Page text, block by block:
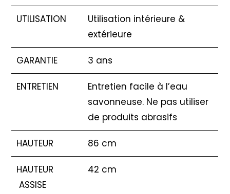
UTILISATION
Utilisation intérieure &
extérieure
GARANTIE 3 ans
ENTRETIEN
Entretien facile à l’eau
savonneuse. Ne pas utiliser
de produits abrasifs
HAUTEUR 86 cm
HAUTEUR
ASSISE
42 cm